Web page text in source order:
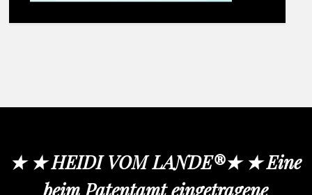
★ ★ HEIDI VOM LANDE®★ ★ Eine
beim Patentamt eingetragene